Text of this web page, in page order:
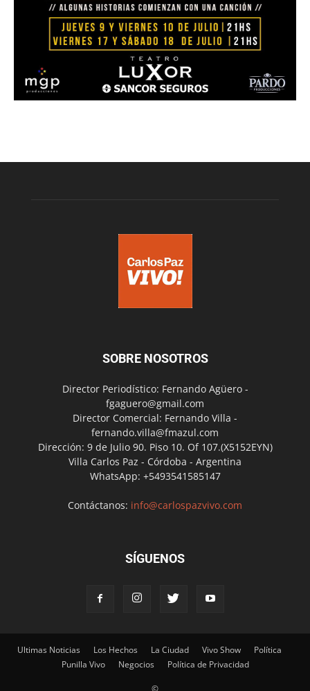
SOBRE NOSOTROS
Director Periodístico: Fernando Agüero -
fgaguero@gmail.com
Director Comercial: Fernando Villa -
fernando.villa@fmazul.com
Dirección: 9 de Julio 90. Piso 10. Of 107.(X5152EYN)
Villa Carlos Paz - Córdoba - Argentina
WhatsApp: +5493541585147
Contáctanos: info@carlospazvivo.com
SÍGUENOS
Ultimas Noticias Los Hechos La Ciudad Vivo Show
Política
Punilla Vivo
Negocios Política de Privacidad